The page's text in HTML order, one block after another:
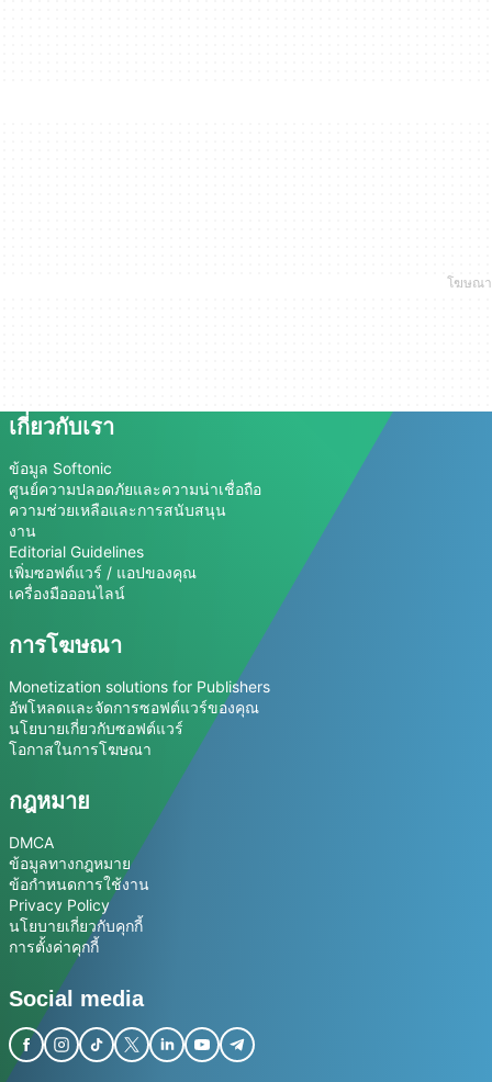
เกี่ยวกับเรา
ข้อมูล Softonic
ศูนย์ความปลอดภัยและความน่าเชื่อถือ
ความช่วยเหลือและการสนับสนุน
งาน
Editorial Guidelines
เพิ่มซอฟต์แวร์ / แอปของคุณ
เครื่องมือออนไลน์
การโฆษณา
Monetization solutions for Publishers
อัพโหลดและจัดการซอฟต์แวร์ของคุณ
นโยบายเกี่ยวกับซอฟต์แวร์
โอกาสในการโฆษณา
กฎหมาย
DMCA
ข้อมูลทางกฎหมาย
ข้อกำหนดการใช้งาน
Privacy Policy
นโยบายเกี่ยวกับคุกกี้
การตั้งค่าคุกกี้
Social media